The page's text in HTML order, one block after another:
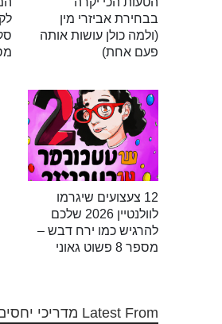
בבחירת אביזרי מין
(ולמה כולן עושות אותה
פעם אחת)
12 צעצועים שיגרמו
לוולנטיין 2026 שלכם
להרגיש כמו ירח דבש –
מספר 8 פשוט גאוני
Latest From מדריכי יחסים ומאמרי הדרכה